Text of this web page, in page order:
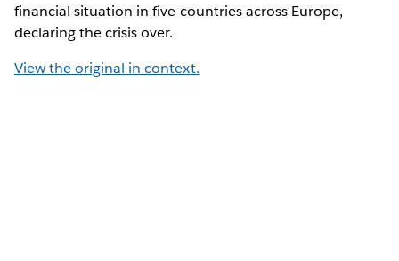
financial situation in five countries across Europe,
declaring the crisis over.
View the original in context.